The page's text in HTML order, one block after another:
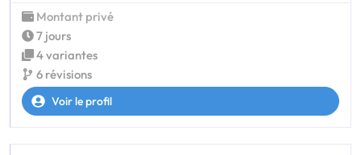
Montant privé
7 jours
4 variantes
6 révisions
Voir le profil